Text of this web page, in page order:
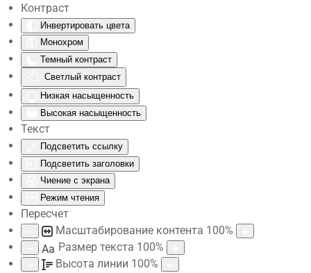
Контраст
Инвертировать цвета
Монохром
Темный контраст
Светлый контраст
Низкая насыщенность
Высокая насыщенность
Текст
Подсветить ссылку
Подсветить заголовки
Чиение с экрана
Режим чтения
Пересчет
Масштабирование контента 100%
Aa Размер текста 100%
Высота линии 100%
Skip to main content